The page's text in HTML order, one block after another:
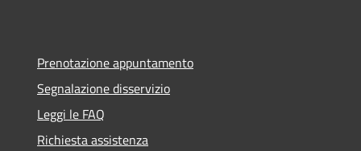
Prenotazione appuntamento
Segnalazione disservizio
Leggi le FAQ
Richiesta assistenza